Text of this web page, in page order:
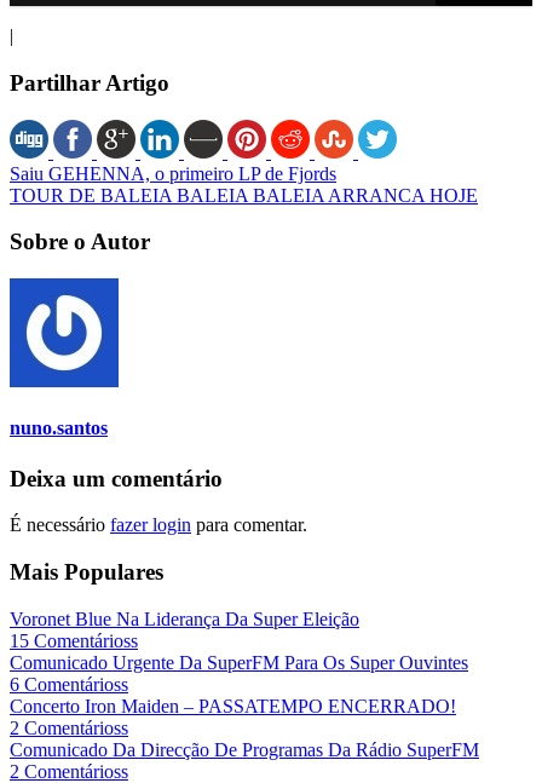
|
Partilhar Artigo
Saiu GEHENNA, o primeiro LP de Fjords
TOUR DE BALEIA BALEIA BALEIA ARRANCA HOJE
Sobre o Autor
nuno.santos
Deixa um comentário
É necessário fazer login para comentar.
Mais Populares
Voronet Blue Na Liderança Da Super Eleição
15 Comentárioss
Comunicado Urgente Da SuperFM Para Os Super Ouvintes
6 Comentárioss
Concerto Iron Maiden – PASSATEMPO ENCERRADO!
2 Comentárioss
Comunicado Da Direcção De Programas Da Rádio SuperFM
2 Comentárioss